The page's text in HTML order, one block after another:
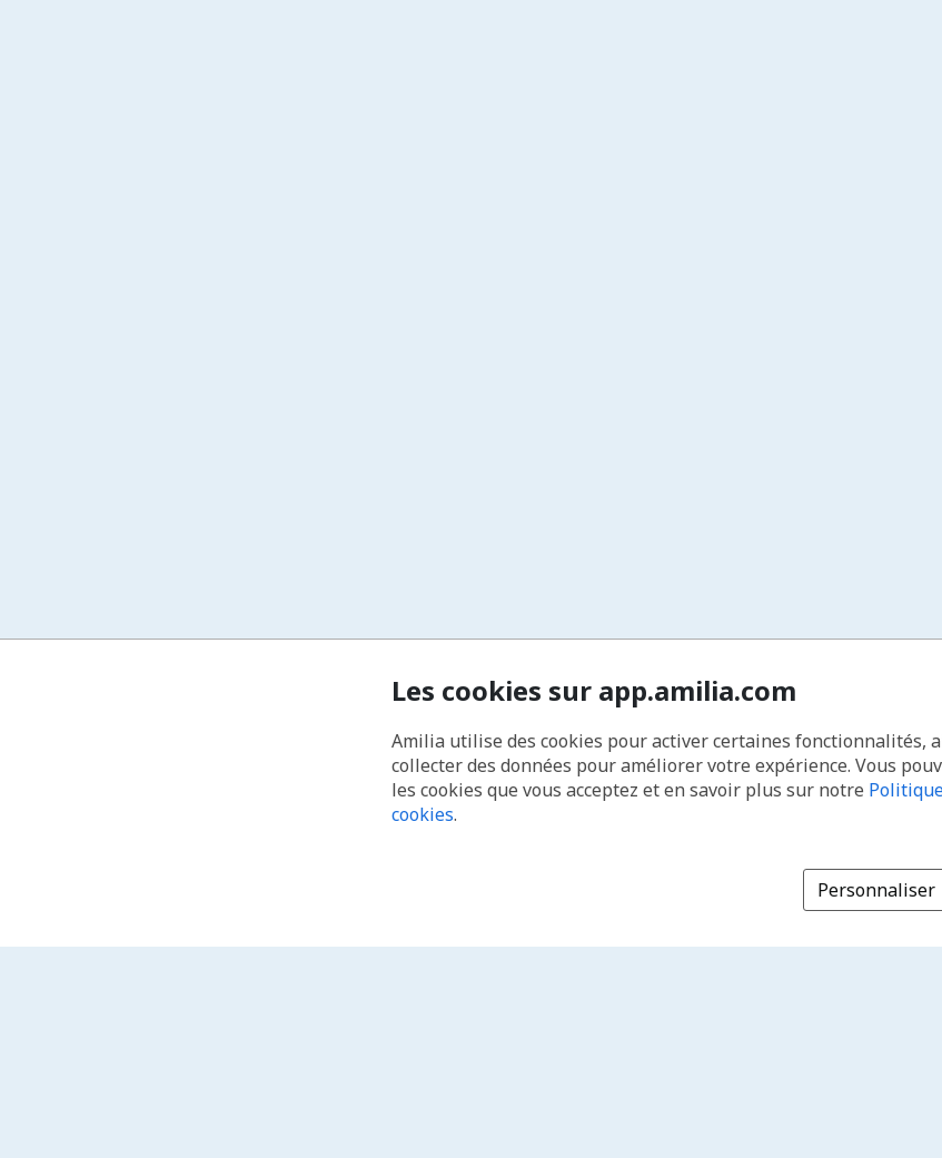
Les cookies sur app.amilia.com
Amilia utilise des cookies pour activer certaines fonctionnalités,
collecter des données pour améliorer votre expérience. Vous
les cookies que vous acceptez et en savoir plus sur notre
cookies.
Personnaliser